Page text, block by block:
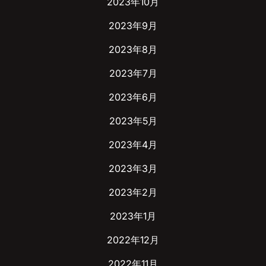
2023年9月
2023年8月
2023年7月
2023年6月
2023年5月
2023年4月
2023年3月
2023年2月
2023年1月
2022年12月
2022年11月